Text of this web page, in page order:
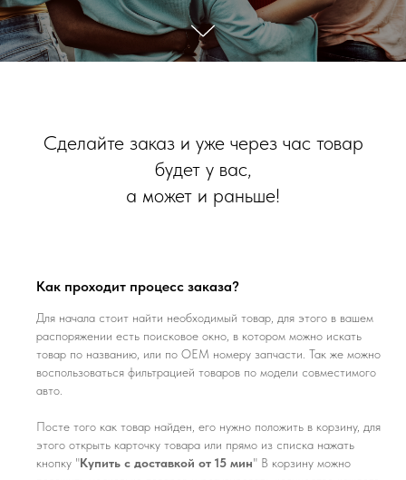
Сделайте заказ и уже через час товар
будет у вас,
а может и раньше!
Как проходит процесс заказа?
Для начала стоит найти необходимый товар, для этого в вашем
распоряжении есть поисковое окно, в котором можно искать
товар по названию, или по ОЕМ номеру запчасти. Так же можно
воспользоваться фильтрацией товаров по модели совместимого
авто.
Посте того как товар найден, его нужно положить в корзину, для
этого открыть карточку товара или прямо из списка нажать
кнопку "Купить с доставкой от 15 мин" В корзину можно